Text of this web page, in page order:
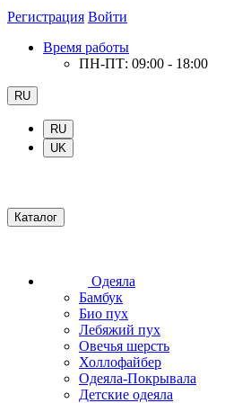
Регистрация Войти
Время работы
ПН-ПТ: 09:00 - 18:00
RU
RU
UK
Каталог
Одеяла
Бамбук
Био пух
Лебяжий пух
Овечья шерсть
Холлофайбер
Одеяла-Покрывала
Детские одеяла